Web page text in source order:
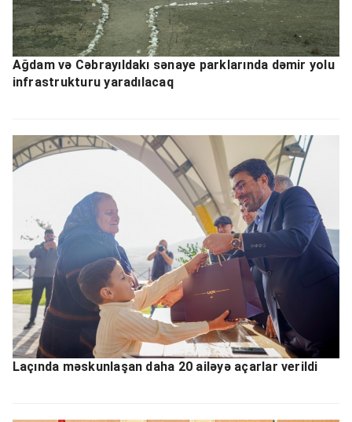
Ağdam və Cəbrayıldakı sənaye parklarında dəmir yolu
infrastrukturu yaradılacaq
Laçında məskunlaşan daha 20 ailəyə açarlar verildi